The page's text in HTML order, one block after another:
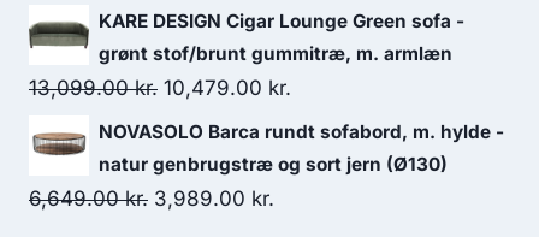
KARE DESIGN Cigar Lounge Green sofa -
grønt stof/brunt gummitræ, m. armlæn
13,099.00kr. 10,479.00 kr.
NOVASOLO Barca rundt sofabord, m. hylde -
natur genbrugstræ og sort jern (Ø130)
6,649.00kr. 3,989.00 kr.